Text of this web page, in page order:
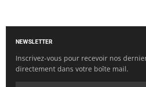
NEWSLETTER
Inscrivez-vous pour recevoir nos
directement dans votre boîte mail.